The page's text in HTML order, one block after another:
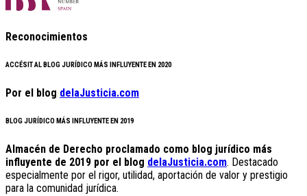
Reconocimientos
ACCÉSIT AL BLOG JURÍDICO MÁS INFLUYENTE EN 2020
Por el blog delaJusticia.com
BLOG JURÍDICO MÁS INFLUYENTE EN 2019
Almacén de Derecho proclamado como blog jurídico más
influyente de 2019 por el blog delaJusticia.com. Destacado
especialmente por el rigor, utilidad, aportación de valor y prestigio
para la comunidad jurídica.